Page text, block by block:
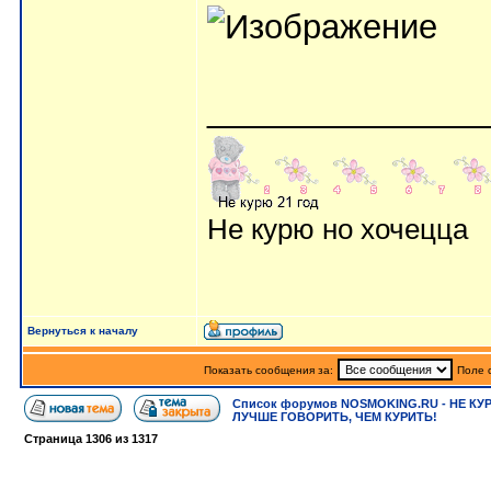
Не курю но хочецца
Вернуться к началу
Показать сообщения за: Поле
Список форумов NOSMOKING.RU - НЕ
ЛУЧШЕ ГОВОРИТЬ, ЧЕМ КУРИТЬ!
Страница 1306 из 1317